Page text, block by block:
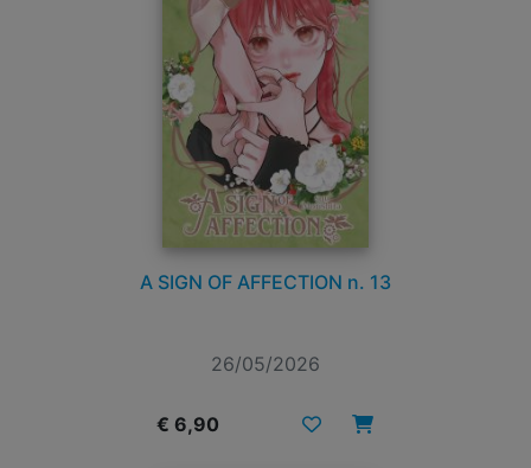
A SIGN OF AFFECTION n. 13
26/05/2026
€ 6,90